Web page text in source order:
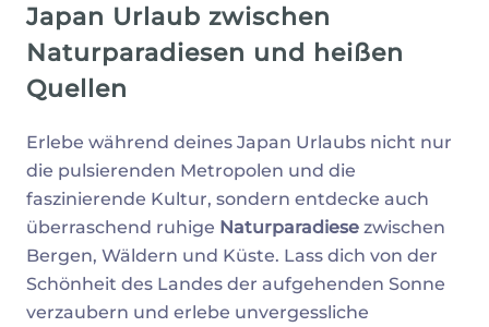
Japan Urlaub zwischen
Naturparadiesen und heißen
Quellen
Erlebe während deines Japan Urlaubs nicht nur
die pulsierenden Metropolen und die
faszinierende Kultur, sondern entdecke auch
überraschend ruhige Naturparadiese zwischen
Bergen, Wäldern und Küste. Lass dich von der
Schönheit des Landes der aufgehenden Sonne
verzaubern und erlebe unvergessliche